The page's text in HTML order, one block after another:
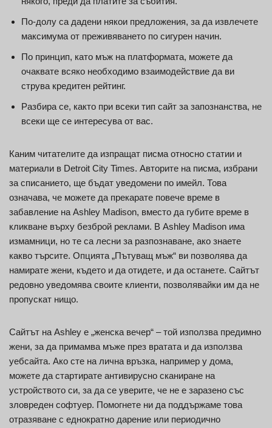
По-долу са дадени някои предложения, за да извлечете
максимума от преживяването по сигурен начин.
По принцип, като мъж на платформата, можете да
очаквате всяко необходимо взаимодействие да ви
струва кредитен рейтинг.
Разбира се, както при всеки тип сайт за запознанства, не
всеки ще се интересува от вас.
Каним читателите да изпращат писма относно статии и
материали в Detroit City Times. Авторите на писма, избрани
за списанието, ще бъдат уведомени по имейл. Това
означава, че можете да прекарате повече време в
забавление на Ashley Madison, вместо да губите време в
кликване върху безброй реклами. В Ashley Madison има
измамници, но те са лесни за разпознаване, ако знаете
какво търсите. Опцията „Пътуващ мъж“ ви позволява да
намирате жени, където и да отидете, и да останете. Сайтът
редовно уведомява своите клиенти, позволявайки им да не
пропускат нищо.
Сайтът на Ashley е „женска вечер“ – той използва предимно
жени, за да примамва мъже през вратата и да използва
уебсайта. Ако сте на лична връзка, например у дома,
можете да стартирате антивирусно сканиране на
устройството си, за да се уверите, че не е заразено със
зловреден софтуер. Помогнете ни да поддържаме това
отразяване с еднократно дарение или периодично